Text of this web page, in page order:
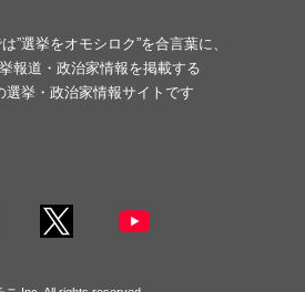
”選挙をオモシロク”を合言葉に、
報道・政治家情報を掲載する
選挙・政治家情報サイトです